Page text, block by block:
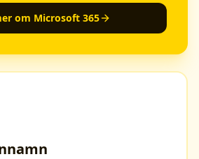
om Microsoft 365